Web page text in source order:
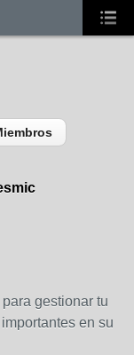
gestionar tu
en su